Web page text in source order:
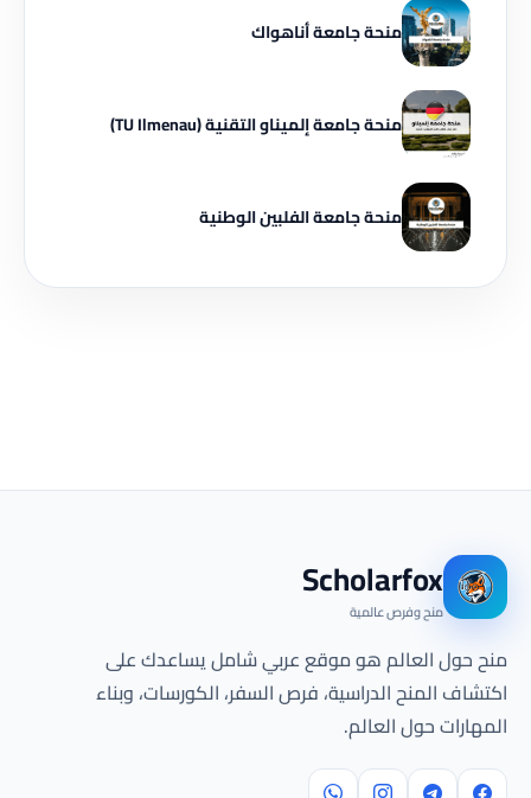
منحة جامعة أناهواك
منحة جامعة إلميناو التقنية (TU Ilmenau)
منحة جامعة الفلبين الوطنية
Scholarfox
منح وفرص عالمية
منح حول العالم هو موقع عربي شامل يساعدك على
اكتشاف المنح الدراسية، فرص السفر، الكورسات، وبناء
المهارات حول العالم.